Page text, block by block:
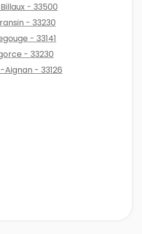
- 33500
- 33230
- 33141
- 33230
Aignan - 33126